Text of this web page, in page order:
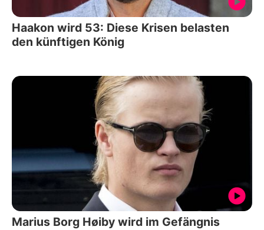
Haakon wird 53: Diese Krisen belasten
den künftigen König
Marius Borg Høiby wird im Gefängnis